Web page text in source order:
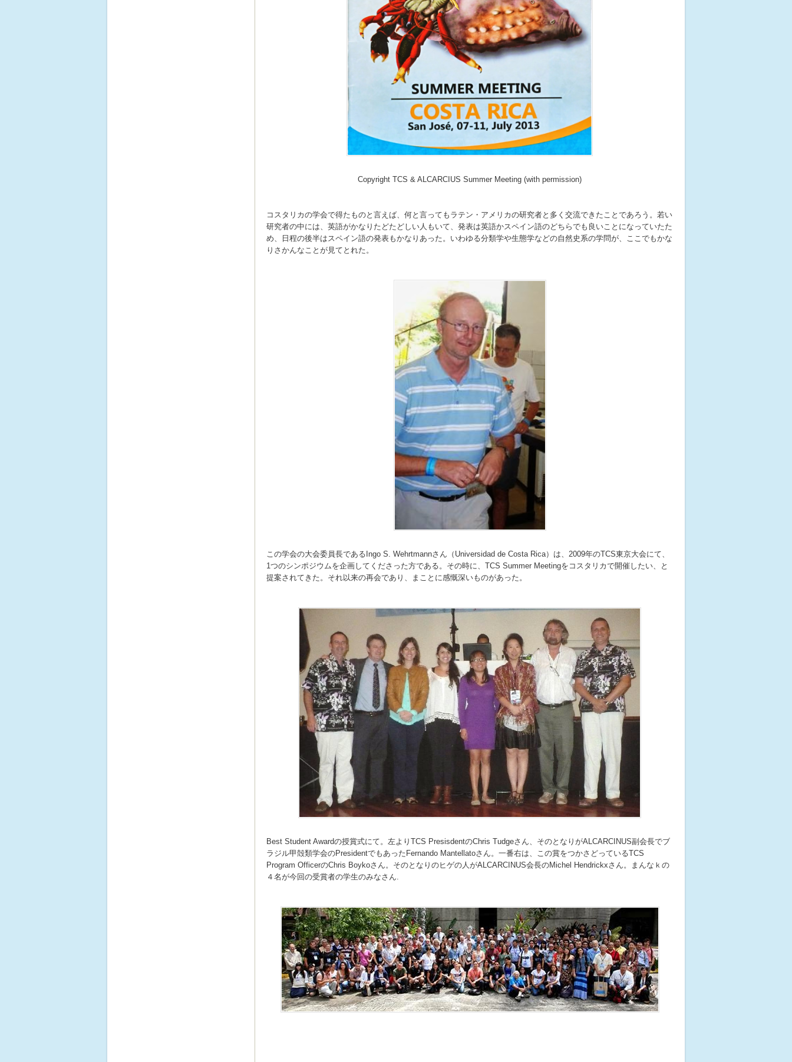
Copyright TCS & ALCARCIUS Summer Meeting (with permission)
コスタリカの学会で得たものと言えば、何と言ってもラテン・アメリカの研究者と多く交流できたことであろう。若い
研究者の中には、英語がかなりたどたどしい人もいて、発表は英語かスペイン語のどちらでも良いことになっていたた
め、日程の後半はスペイン語の発表もかなりあった。いわゆる分類学や生態学などの自然史系の学問が、ここでもかな
りさかんなことが見てとれた。
この学会の大会委員長であるIngo S. Wehrtmannさん（Universidad de Costa Rica）は、2009年のTCS東京大会にて、
1つのシンポジウムを企画してくださった方である。その時に、TCS Summer Meetingをコスタリカで開催したい、と
提案されてきた。それ以来の再会であり、まことに感慨深いものがあった。
Best Student Awardの授賞式にて。左よりTCS PresisdentのChris Tudgeさん、そのとなりがALCARCINUS副会長でブ
ラジル甲殻類学会のPresidentでもあったFernando Mantellatoさん。一番右は、この賞をつかさどっているTCS
Program OfficerのChris Boykoさん。そのとなりのヒゲの人がALCARCINUS会長のMichel Hendrickxさん。まんなｋの
４名が今回の受賞者の学生のみなさん.